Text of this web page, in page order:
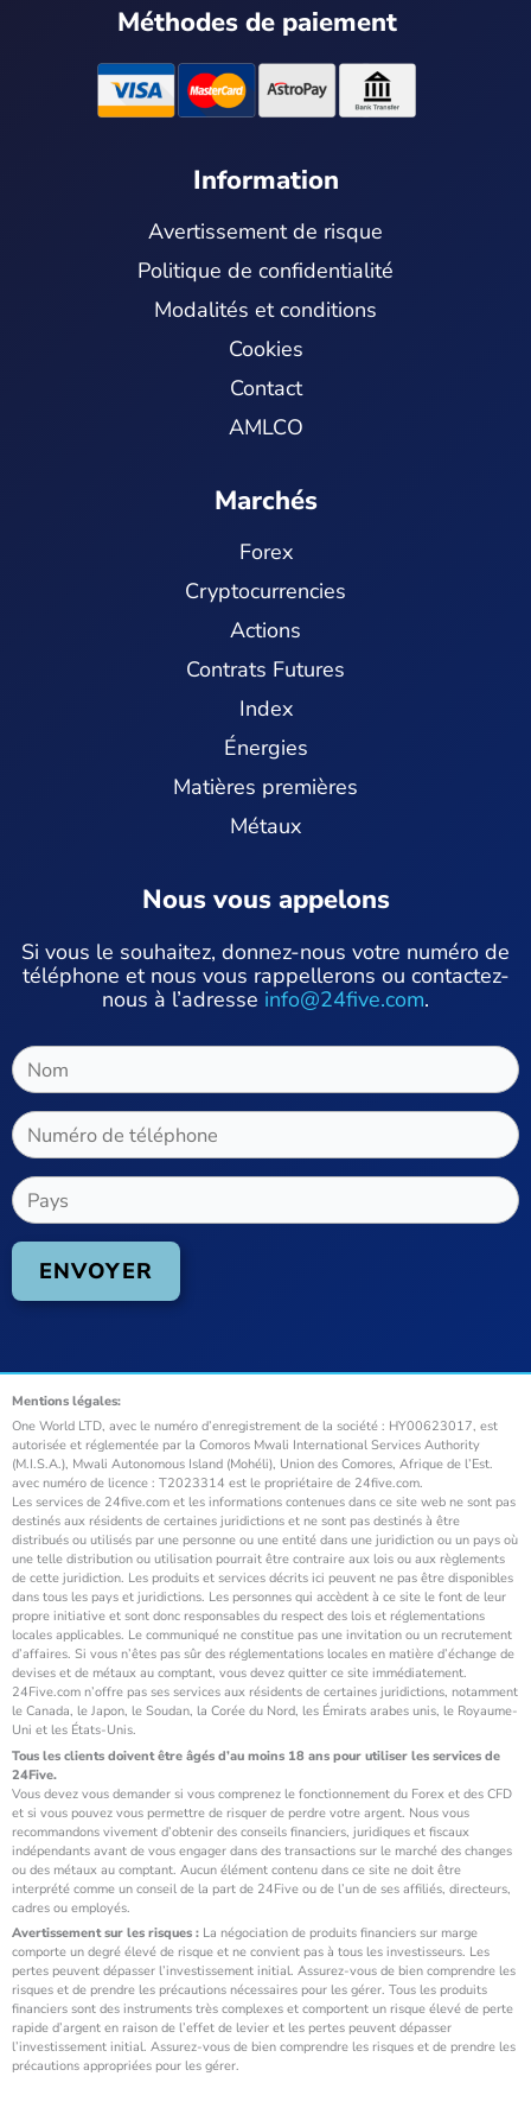
a
r
m
u
e
Méthodes de paiement
Information
Avertissement de risque
Politique de confidentialité
Modalités et conditions
Cookies
Contact
AMLCO
Marchés
Forex
Cryptocurrencies
Actions
Contrats Futures
Index
Énergies
Matières premières
Métaux
Nous vous appelons
Si vous le souhaitez, donnez-nous votre numéro de
téléphone et nous vous rappellerons ou contactez-
nous à l’adresse info@24five.com.
Mentions légales:
One World LTD, avec le numéro d’enregistrement de la société : HY00623017, est
autorisée et réglementée par la Comoros Mwali International Services Authority
(M.I.S.A.), Mwali Autonomous Island (Mohéli), Union des Comores, Afrique de l’Est.
avec numéro de licence : T2023314 est le propriétaire de 24five.com.
Les services de 24five.com et les informations contenues dans ce site web ne sont pas
destinés aux résidents de certaines juridictions et ne sont pas destinés à être
distribués ou utilisés par une personne ou une entité dans une juridiction ou un pays où
une telle distribution ou utilisation pourrait être contraire aux lois ou aux règlements
de cette juridiction. Les produits et services décrits ici peuvent ne pas être disponibles
dans tous les pays et juridictions. Les personnes qui accèdent à ce site le font de leur
propre initiative et sont donc responsables du respect des lois et réglementations
locales applicables. Le communiqué ne constitue pas une invitation ou un recrutement
d’affaires. Si vous n’êtes pas sûr des réglementations locales en matière d’échange de
devises et de métaux au comptant, vous devez quitter ce site immédiatement.
24Five.com n’offre pas ses services aux résidents de certaines juridictions, notamment
le Canada, le Japon, le Soudan, la Corée du Nord, les Émirats arabes unis, le Royaume-
Uni et les États-Unis.
Tous les clients doivent être âgés d’au moins 18 ans pour utiliser les services de
24Five.
Vous devez vous demander si vous comprenez le fonctionnement du Forex et des CFD
et si vous pouvez vous permettre de risquer de perdre votre argent. Nous vous
recommandons vivement d’obtenir des conseils financiers, juridiques et fiscaux
indépendants avant de vous engager dans des transactions sur le marché des changes
ou des métaux au comptant. Aucun élément contenu dans ce site ne doit être
interprété comme un conseil de la part de 24Five ou de l’un de ses affiliés, directeurs,
cadres ou employés.
Avertissement sur les risques : La négociation de produits financiers sur marge
comporte un degré élevé de risque et ne convient pas à tous les investisseurs. Les
pertes peuvent dépasser l’investissement initial. Assurez-vous de bien comprendre les
risques et de prendre les précautions nécessaires pour les gérer. Tous les produits
financiers sont des instruments très complexes et comportent un risque élevé de perte
rapide d’argent en raison de l’effet de levier et les pertes peuvent dépasser
l’investissement initial. Assurez-vous de bien comprendre les risques et de prendre les
précautions appropriées pour les gérer.